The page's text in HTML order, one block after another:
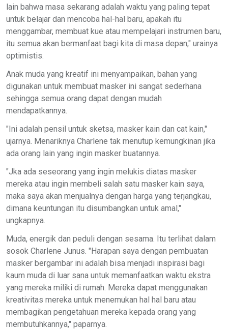
lain bahwa masa sekarang adalah waktu yang paling tepat
untuk belajar dan mencoba hal-hal baru, apakah itu
menggambar, membuat kue atau mempelajari instrumen baru,
itu semua akan bermanfaat bagi kita di masa depan," urainya
optimistis.
Anak muda yang kreatif ini menyampaikan, bahan yang
digunakan untuk membuat masker ini sangat sederhana
sehingga semua orang dapat dengan mudah
mendapatkannya.
"Ini adalah pensil untuk sketsa, masker kain dan cat kain,"
ujarnya. Menariknya Charlene tak menutup kemungkinan jika
ada orang lain yang ingin masker buatannya.
"Jka ada seseorang yang ingin melukis diatas masker
mereka atau ingin membeli salah satu masker kain saya,
maka saya akan menjualnya dengan harga yang terjangkau,
dimana keuntungan itu disumbangkan untuk amal,"
ungkapnya.
Muda, energik dan peduli dengan sesama. Itu terlihat dalam
sosok Charlene Junus. "Harapan saya dengan pembuatan
masker bergambar ini adalah bisa menjadi inspirasi bagi
kaum muda di luar sana untuk memanfaatkan waktu ekstra
yang mereka miliki di rumah. Mereka dapat menggunakan
kreativitas mereka untuk menemukan hal hal baru atau
membagikan pengetahuan mereka kepada orang yang
membutuhkannya," paparnya.